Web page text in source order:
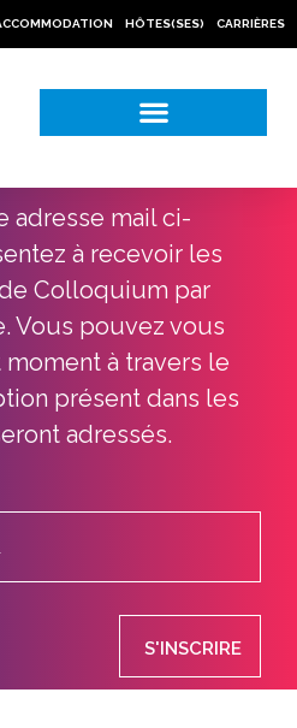
HÔTES(SES) CARRIÈRES
adresse mail ci-
à recevoir les
Colloquium par
Vous pouvez vous
à travers le
présent dans les
adressés.
S'INSCRIRE